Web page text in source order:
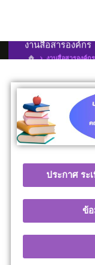
งานสื่อสารองค์กร
งานสื่อสารองค์กร
ประกาศ ระ
ข้อ